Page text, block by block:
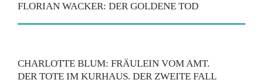
FLORIAN WACKER: DER GOLDENE TOD
CHARLOTTE BLUM: FRÄULEIN VOM AMT.
DER TOTE IM KURHAUS. DER ZWEITE FALL